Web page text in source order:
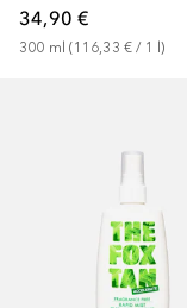
34,90 €
300 ml (116,33 € / 1 l)